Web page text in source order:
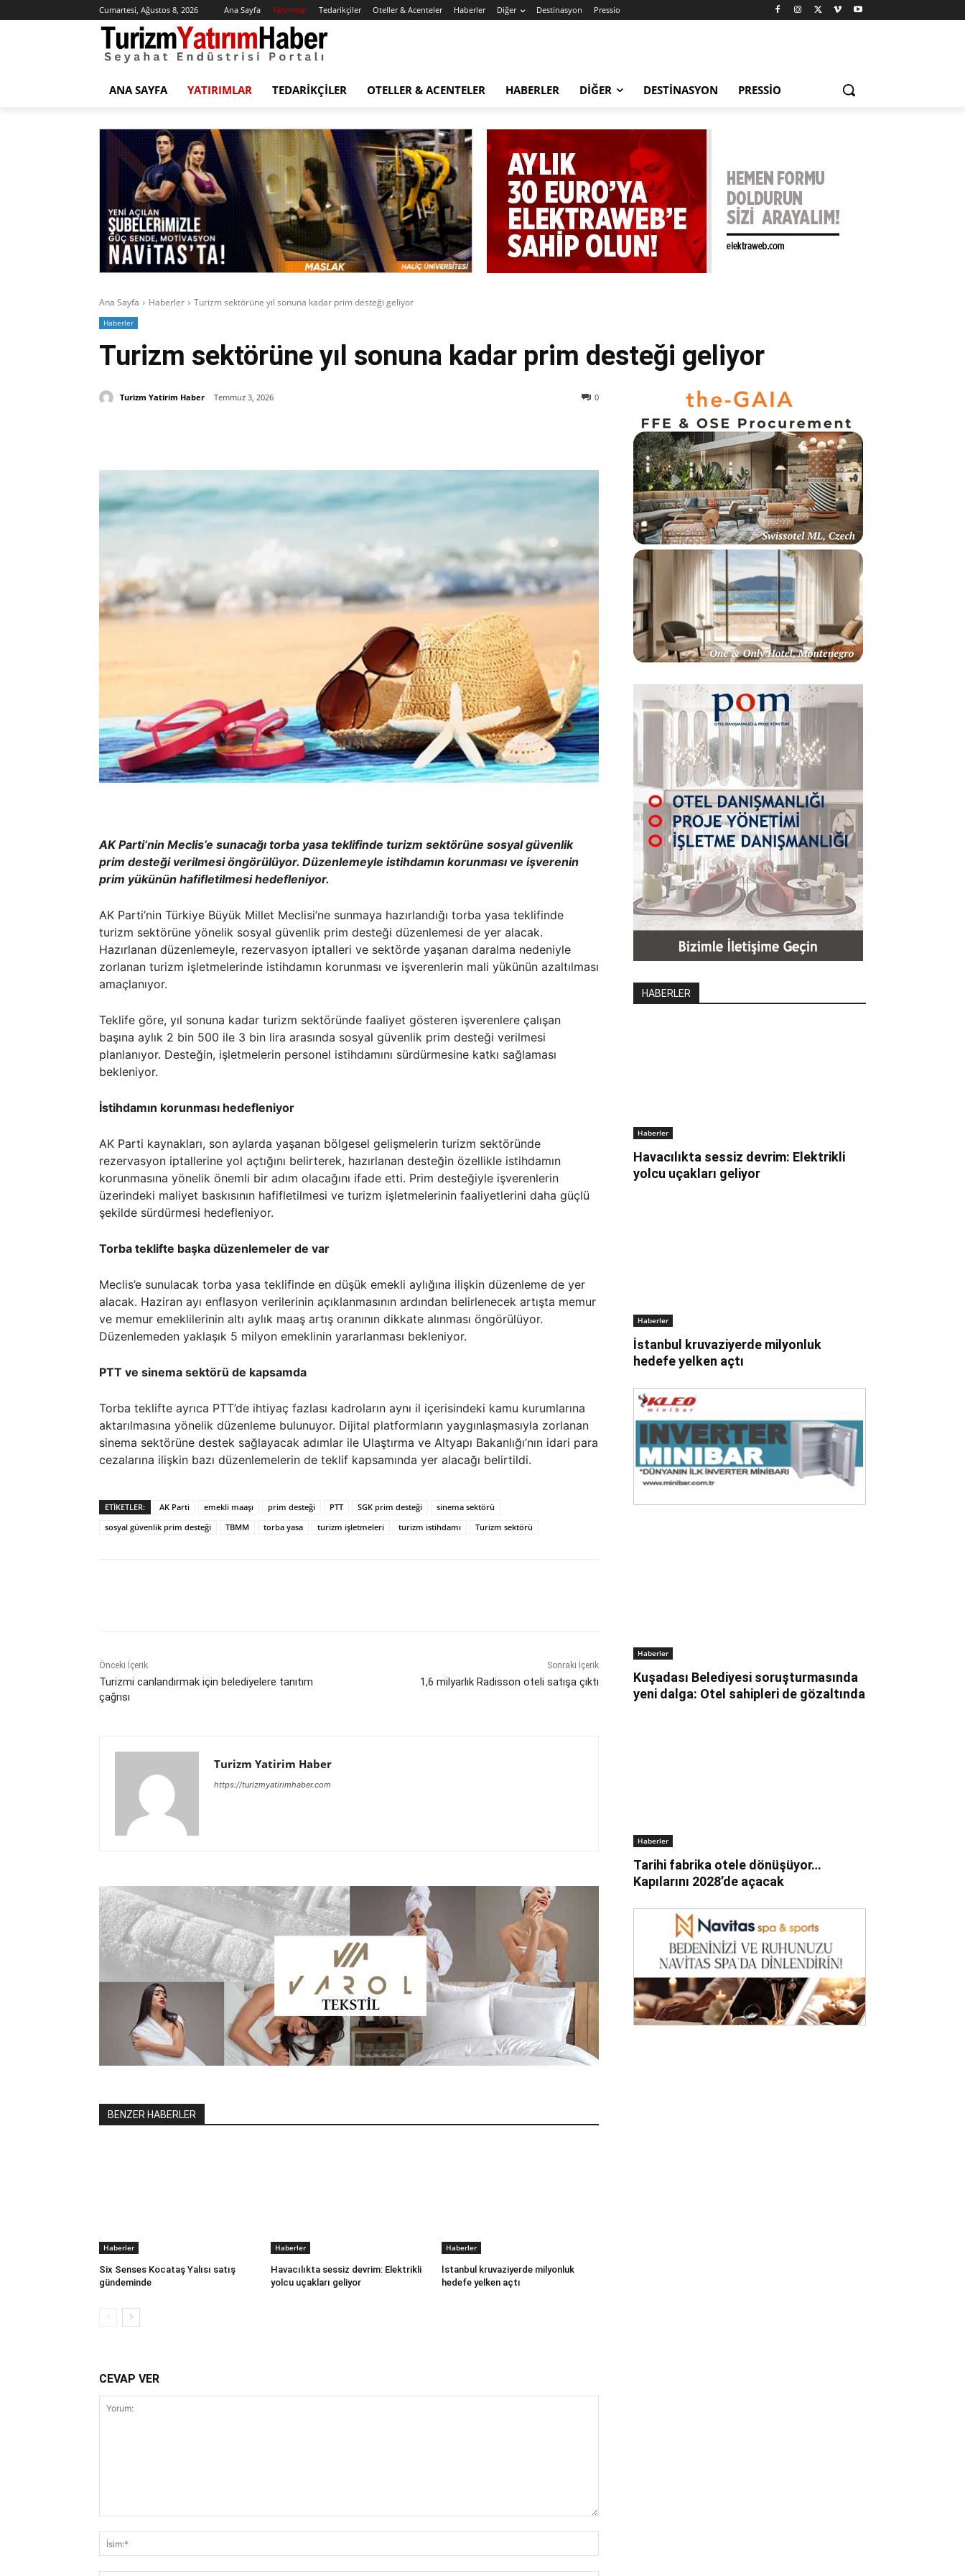
Cumartesi, Ağustos 8, 2026 Ana Sayfa Yatırımlar Tedarikçiler Oteller & Acenteler Haberler Diğer Destinasyon Pressio
ANA SAYFA YATIRIMLAR TEDARIKÇILER OTELLER & ACENTELER HABERLER DIĞER DESTINASYON PRESSIO
Ana Sayfa Haberler Turizm sektörüne yıl sonuna kadar prim desteği geliyor
Haberler
Turizm sektörüne yıl sonuna kadar prim desteği geliyor
0
Turizm Yatirim Haber Temmuz 3, 2026
AK Parti’nin Meclis’e sunacağı torba yasa teklifinde turizm sektörüne sosyal güvenlik
prim desteği verilmesi öngörülüyor. Düzenlemeyle istihdamın korunması ve işverenin
prim yükünün hafifletilmesi hedefleniyor.
AK Parti’nin Türkiye Büyük Millet Meclisi’ne sunmaya hazırlandığı torba yasa teklifinde
turizm sektörüne yönelik sosyal güvenlik prim desteği düzenlemesi de yer alacak.
Hazırlanan düzenlemeyle, rezervasyon iptalleri ve sektörde yaşanan daralma nedeniyle
zorlanan turizm işletmelerinde istihdamın korunması ve işverenlerin mali yükünün azaltılması
amaçlanıyor.
Teklife göre, yıl sonuna kadar turizm sektöründe faaliyet gösteren işverenlere çalışan
başına aylık 2 bin 500 ile 3 bin lira arasında sosyal güvenlik prim desteği verilmesi
planlanıyor. Desteğin, işletmelerin personel istihdamını sürdürmesine katkı sağlaması
bekleniyor.
İstihdamın korunması hedefleniyor
AK Parti kaynakları, son aylarda yaşanan bölgesel gelişmelerin turizm sektöründe
rezervasyon iptallerine yol açtığını belirterek, hazırlanan desteğin özellikle istihdamın
korunmasına yönelik önemli bir adım olacağını ifade etti. Prim desteğiyle işverenlerin
üzerindeki maliyet baskısının hafifletilmesi ve turizm işletmelerinin faaliyetlerini daha güçlü
şekilde sürdürmesi hedefleniyor.
Torba teklifte başka düzenlemeler de var
Meclis’e sunulacak torba yasa teklifinde en düşük emekli aylığına ilişkin düzenleme de yer
alacak. Haziran ayı enflasyon verilerinin açıklanmasının ardından belirlenecek artışta memur
ve memur emeklilerinin altı aylık maaş artış oranının dikkate alınması öngörülüyor.
Düzenlemeden yaklaşık 5 milyon emeklinin yararlanması bekleniyor.
PTT ve sinema sektörü de kapsamda
Torba teklifte ayrıca PTT’de ihtiyaç fazlası kadroların aynı il içerisindeki kamu kurumlarına
aktarılmasına yönelik düzenleme bulunuyor. Dijital platformların yaygınlaşmasıyla zorlanan
sinema sektörüne destek sağlayacak adımlar ile Ulaştırma ve Altyapı Bakanlığı’nın idari para
cezalarına ilişkin bazı düzenlemelerin de teklif kapsamında yer alacağı belirtildi.
ETIKETLER: AK Parti emekli maaşı prim desteği PTT SGK prim desteği
sinema sektörü
sosyal güvenlik prim desteği
TBMM torba yasa turizm işletmeleri turizm istihdamı Turizm sektörü
Önceki İçerik
Turizmi canlandırmak için belediyelere tanıtım
çağrısı
Sonraki İçerik
1,6 milyarlık Radisson oteli satışa çıktı
Turizm Yatirim Haber
https://turizmyatirimhaber.com
BENZER HABERLER
Haberler
Six Senses Kocataş Yalısı satış
gündeminde
Haberler
Havacılıkta sessiz devrim: Elektrikli
yolcu uçakları geliyor
Haberler
İstanbul kruvaziyerde milyonluk
hedefe yelken açtı
CEVAP VER
HABERLER
Haberler
Havacılıkta sessiz devrim: Elektrikli
yolcu uçakları geliyor
Haberler
İstanbul kruvaziyerde milyonluk
hedefe yelken açtı
Haberler
Kuşadası Belediyesi soruşturmasında
yeni dalga: Otel sahipleri de gözaltında
Haberler
Tarihi fabrika otele dönüşüyor…
Kapılarını 2028’de açacak